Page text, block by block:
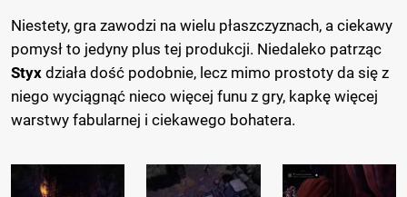
Niestety, gra zawodzi na wielu płaszczyznach, a ciekawy
pomysł to jedyny plus tej produkcji. Niedaleko patrząc
Styx działa dość podobnie, lecz mimo prostoty da się z
niego wyciągnąć nieco więcej funu z gry, kapkę więcej
warstwy fabularnej i ciekawego bohatera.